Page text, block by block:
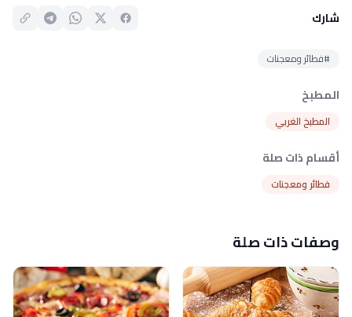
شارك
#فطائر ومعجنات
المطبخ
المطبخ الغربي
أقسام ذات صلة
فطائر ومعجنات
وصفات ذات صلة